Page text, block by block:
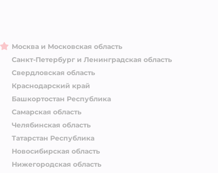
Москва и Московская область
Санкт-Петербург и Ленинградская область
Свердловская область
Краснодарский край
Башкортостан Республика
Самарская область
Челябинская область
Татарстан Республика
Новосибирская область
Нижегородская область